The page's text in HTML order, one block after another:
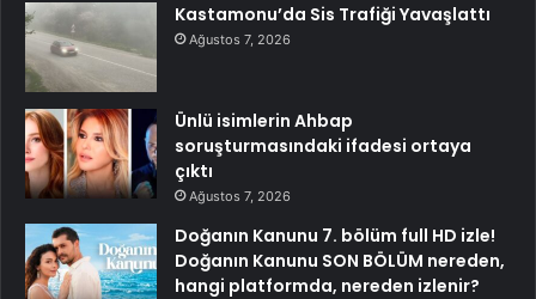
Kastamonu’da Sis Trafiği Yavaşlattı
Ağustos 7, 2026
Ünlü isimlerin Ahbap
soruşturmasındaki ifadesi ortaya
çıktı
Ağustos 7, 2026
Doğanın Kanunu 7. bölüm full HD izle!
Doğanın Kanunu SON BÖLÜM nereden,
hangi platformda, nereden izlenir?